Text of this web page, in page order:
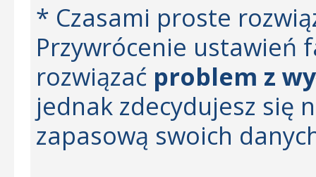
* Czasami proste
Przywrócenie ustawień
rozwiązać problem z
jednak zdecydujesz się
zapasową swoich